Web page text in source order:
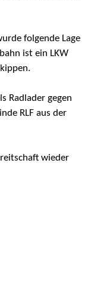
folgende Lage
ist ein LKW
Radlader gegen
RLF aus der
wieder